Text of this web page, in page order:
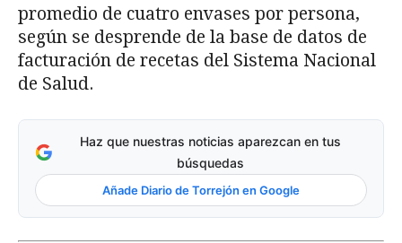
promedio de cuatro envases por persona,
según se desprende de la base de datos de
facturación de recetas del Sistema Nacional
de Salud.
Haz que nuestras noticias aparezcan en tus
búsquedas
Añade Diario de Torrejón en Google